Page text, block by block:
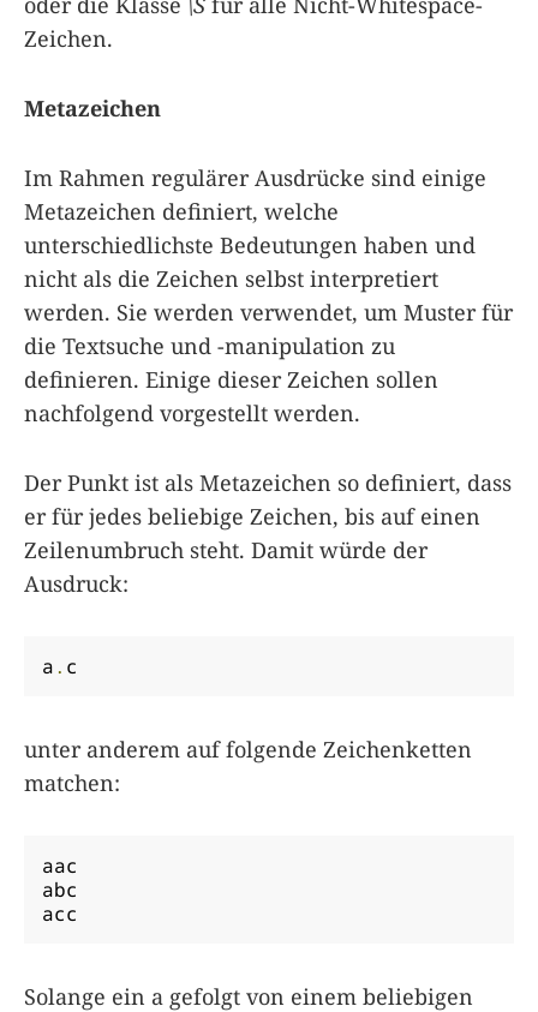
Zeichen.
Metazeichen
Im Rahmen regulärer Ausdrücke sind einige
Metazeichen definiert, welche
unterschiedlichste Bedeutungen haben und
nicht als die Zeichen selbst interpretiert
werden. Sie werden verwendet, um Muster für
die Textsuche und -manipulation zu
definieren. Einige dieser Zeichen sollen
nachfolgend vorgestellt werden.
Der Punkt ist als Metazeichen so definiert, dass
er für jedes beliebige Zeichen, bis auf einen
Zeilenumbruch steht. Damit würde der
Ausdruck:
a. c
unter anderem auf folgende Zeichenketten
matchen:
aac
abc
acc
Solange ein a gefolgt von einem beliebigen